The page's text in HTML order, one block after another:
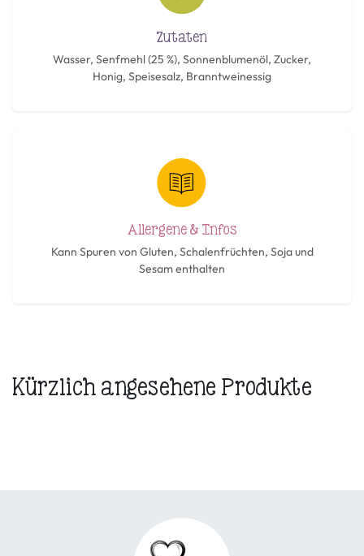
Zutaten
Wasser, Senfmehl (25 %), Sonnenblumenöl, Zucker,
Honig, Speisesalz, Branntweinessig
Allergene & Infos
Kann Spuren von Gluten, Schalenfrüchten, Soja und
Sesam enthalten
Kürzlich angesehene Produkte